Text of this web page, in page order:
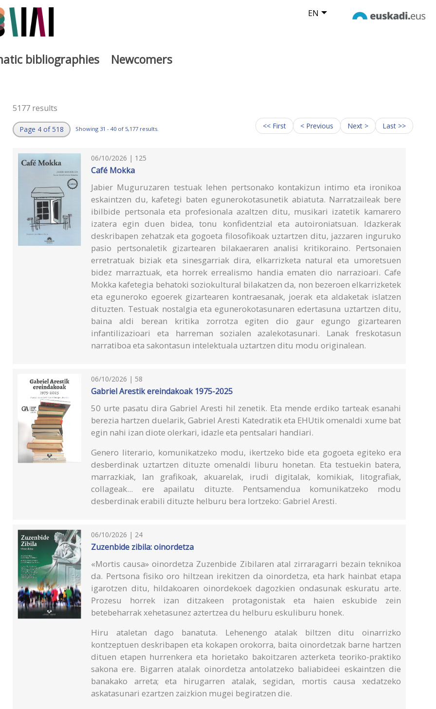
EN
bibliographies Newcomers
5177 results
Page 4 of 518 Showing 31 - 40 of 5,177 results. << First < Previous Next > Last >>
06/10/2026 | 125
Café Mokka
Jabier Muguruzaren testuak lehen pertsonako kontakizun intimo eta ironikoa
eskaintzen du, kafetegi baten egunerokotasunetik abiatuta. Narratzaileak bere
ibilbide pertsonala eta profesionala azaltzen ditu, musikari izatetik kamarero
izatera egin duen bidea, tonu konfidentzial eta autoironiatsuan. Idazkerak
deskribapen zehatzak eta gogoeta filosofikoak uztartzen ditu, jazzaren inguruko
pasio pertsonaletik gizartearen bilakaeraren analisi kritikoraino. Pertsonaien
erretratuak biziak eta sinesgarriak dira, elkarrizketa natural eta umoretsuen
bidez marraztuak, eta horrek errealismo handia ematen dio narrazioari. Cafe
Mokka kafetegia behatoki soziokultural bilakatzen da, non bezeroen elkarrizketek
eta eguneroko egoerek gizartearen kontraesanak, joerak eta aldaketak islatzen
dituzten. Testuak nostalgia eta egunerokotasunaren edertasuna uztartzen ditu,
baina aldi berean kritika zorrotza egiten dio gaur egungo gizartearen
infantilizazioari eta harreman sozialen azalekotasunari. Lanak freskotasun
narratiboa eta sakontasun intelektuala uztartzen ditu modu originalean.
06/10/2026 | 58
Gabriel Arestik ereindakoak 1975-2025
50 urte pasatu dira Gabriel Aresti hil zenetik. Eta mende erdiko tarteak esanahi
berezia hartzen duelarik, Gabriel Aresti Katedratik eta EHUtik omenaldi xume bat
egin nahi izan diote olerkari, idazle eta pentsalari handiari.
Genero literario, komunikatzeko modu, ikertzeko bide eta gogoeta egiteko era
desberdinak uztartzen dituzte omenaldi liburu honetan. Eta testuekin batera,
marrazkiak, lan grafikoak, akuarelak, irudi digitalak, komikiak, litografiak,
collageak... ere apailatu dituzte. Pentsamendua komunikatzeko modu
desberdinak erabili dituzte helburu bera lortzeko: Gabriel Aresti.
06/10/2026 | 24
Zuzenbide zibila: oinordetza
«Mortis causa» oinordetza Zuzenbide Zibilaren atal zirraragarri bezain teknikoa
da. Pertsona fisiko oro hiltzean irekitzen da oinordetza, eta hark hainbat etapa
igarotzen ditu, hildakoaren oinordekoek dagozkien ondasunak eskuratu arte.
Prozesu horrek izan ditzakeen protagonistak eta haien eskubide zein
betebeharrak xehetasunez aztertzea du helburu eskuliburu honek.
Hiru ataletan dago banatuta. Lehenengo atalak biltzen ditu oinarrizko
kontzeptuen deskribapen eta kokapen orokorra, baita oinordetzak barne hartzen
dituen etapen hurrenkera eta horietako bakoitzaren azterketa teoriko-praktiko
sakona ere. Bigarren atalak oinordetza antolatzeko baliabideei eskaintzen die
banakako arreta; eta hirugarren atalak, segidan, mortis causa xedatzeko
askatasunari ezartzen zaizkion mugei begiratzen die.